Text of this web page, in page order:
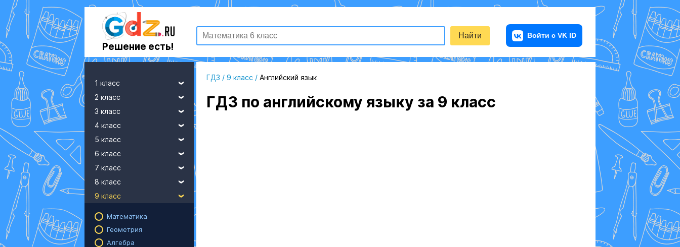
Решение есть!
Найти
1 класс
2 класс
3 класс
4 класс
5 класс
6 класс
7 класс
8 класс
9 класс
Математика
Геометрия
Алгебра
ГДЗ / 9 класс / Английский язык
ГДЗ по английскому языку за 9 класс